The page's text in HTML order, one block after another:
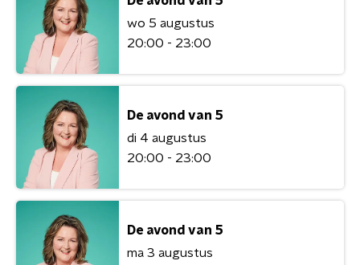
wo 5 augustus
20:00 - 23:00
De avond van 5
di 4 augustus
20:00 - 23:00
De avond van 5
ma 3 augustus